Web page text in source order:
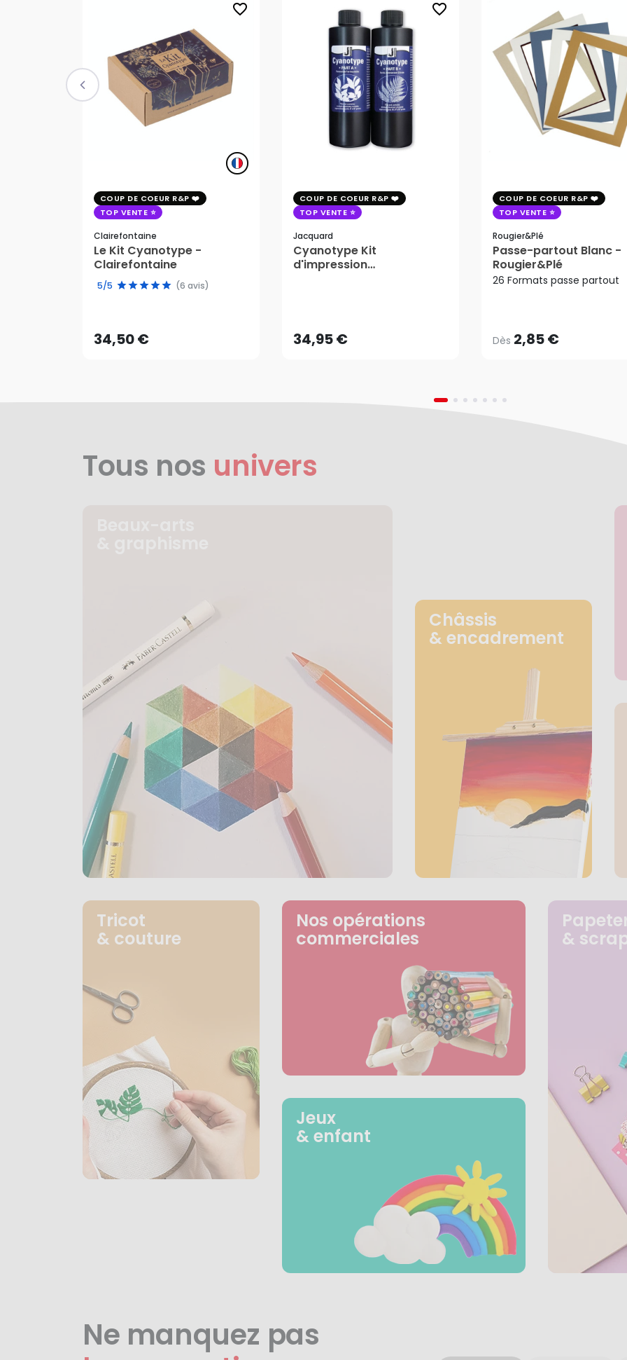
favorite_border
COUP DE COEUR R&P
TOP VENTE
Clairefontaine
Le Kit Cyanotype -
Clairefontaine
5/5 (6 avis)
34,50 €AJOUTER AU PANIER
favorite_border
COUP DE COEUR R&P
TOP VENTE
Jacquard
Cyanotype Kit
d'impression
34,95 €AJOUTER AU PANIER
COUP DE COEUR R&P
TOP VENTE
Rougier&plé
Passe-partout Blanc -
Rougier&Plé
26 Formats passe partout
Dès 2,85 €
2,85 €
Tous nos univers
Châssis
& encadrement
Tricot
& couture
Nos opérations
commerciales
Jeux
& enfant
&
Ne manquez pas